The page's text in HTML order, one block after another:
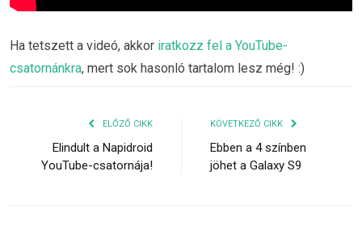
Ha tetszett a videó, akkor iratkozz fel a YouTube-
csatornánkra, mert sok hasonló tartalom lesz még! :)
ELŐZŐ CIKK
Elindult a Napidroid
YouTube-csatornája!
KÖVETKEZŐ CIKK
Ebben a 4 színben
jöhet a Galaxy S9